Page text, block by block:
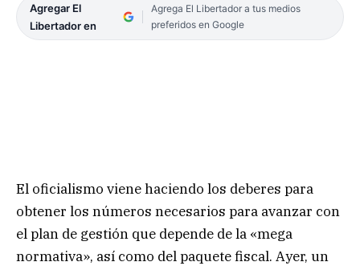
Agregar El
Libertador en
Agrega El Libertador a tus medios
preferidos en Google
El oficialismo viene haciendo los deberes para
obtener los números necesarios para avanzar con
el plan de gestión que depende de la «mega
normativa», así como del paquete fiscal. Ayer, un